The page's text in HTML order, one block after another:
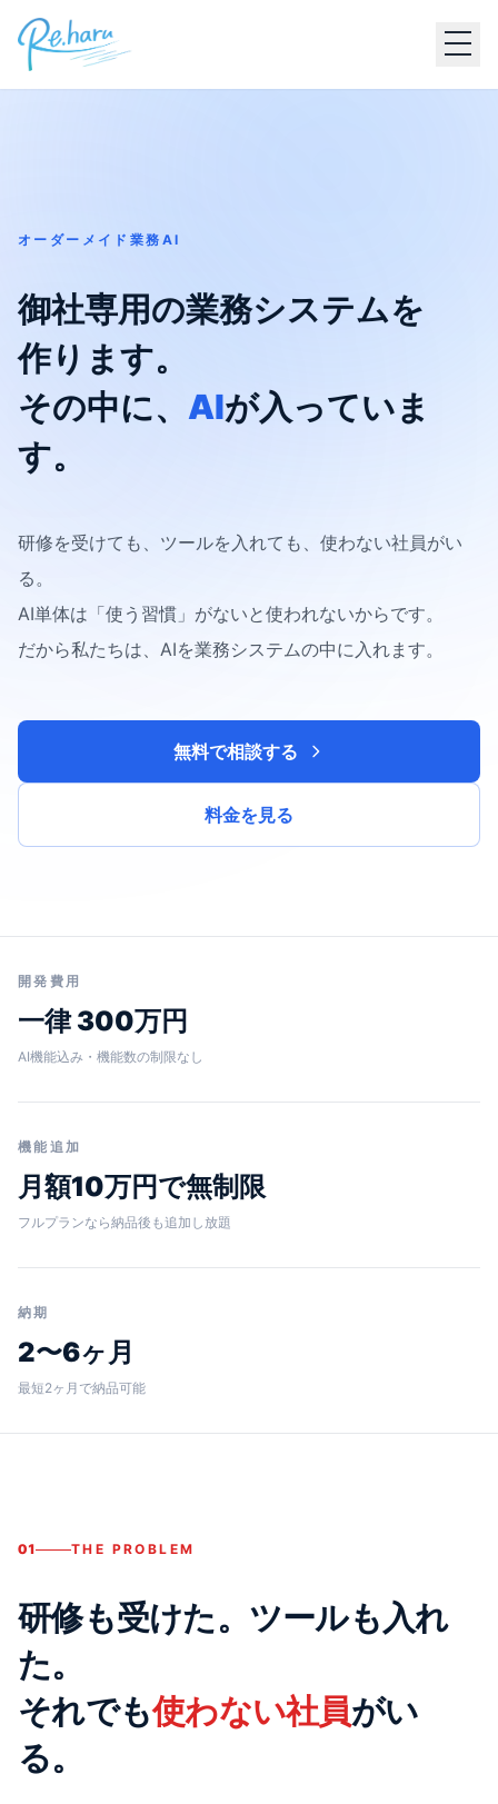
オーダーメイド業務AI
御社専用の業務システムを
作ります。
その中に、 AIが入っていま
す。
研修を受けても、ツールを入れても、使わない社員がい
る。
AI単体は「使う習慣」がないと使われないからです。
だから私たちは、AIを業務システムの中に入れます。
無料で相談する
料金を見る
開発費用
一律 300万円
AI機能込み・機能数の制限なし
機能追加
月額10万円で無制限
フルプランなら納品後も追加し放題
納期
2〜6ヶ月
最短2ヶ月で納品可能
01 THE PROBLEM
研修も受けた。ツールも入れ
た。
それでも使わない社員がい
る。